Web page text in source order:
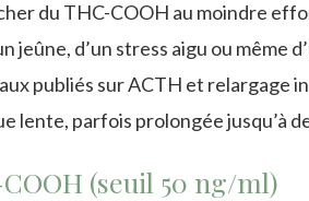
du THC-COOH au moindre
d’un stress aigu ou même
publiés sur ACTH et relargage
lente, parfois prolongée jusqu’à
(seuil 50 ng/ml)